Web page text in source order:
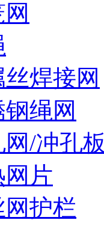
焊接网
绳网
/冲孔板
片
护栏